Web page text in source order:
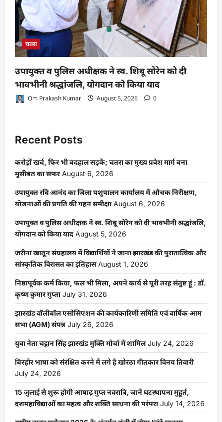
चतरा
उपायुक्त व पुलिस अधीक्षक ने स्व. शिबू सोरेन को दी
भावभीनी श्रद्धांजलि, योगदान को किया याद
Om Prakash Kumar August 5, 2026 0
Recent Posts
करोड़ों खर्च, फिर भी बदहाल सड़कें; चतरा का मुख्य प्रवेश मार्ग बना
मुसीबत का सफर August 6, 2026
उपायुक्त रवि आनंद का जिला पशुपालन कार्यालय में औचक निरीक्षण,
योजनाओं की प्रगति की गहन समीक्षा August 6, 2026
उपायुक्त व पुलिस अधीक्षक ने स्व. शिबू सोरेन को दी भावभीनी श्रद्धांजलि,
योगदान को किया याद August 5, 2026
जरीना खातून संग्रहालय में विद्यार्थियों ने जाना झारखंड की पुरातात्विक और
सांस्कृतिक विरासत का इतिहास August 1, 2026
निष्ठापूर्वक कर्म किया, फल भी मिला, अपने कार्य से पूरी तरह संतुष्ट हूं : डॉ.
कृष्ण कुमार गुप्ता July 31, 2026
झारखंड वॉलीबॉल एसोसिएशन की कार्यकारिणी समिति एवं वार्षिक आम
सभा (AGM) संपन्न July 26, 2026
युवा नेता चट्टान सिंह झारखंड मुक्ति मोर्चा में शामिल July 24, 2026
बिरहोर भाषा को संरक्षित करने में लगे है खोरठा गीतकार विनय तिवारी
July 24, 2026
15 जुलाई से शुरू होगी आषाढ़ गुप्त नवरात्रि, जानें घटस्थापना मुहूर्त,
दशमहाविद्याओं का महत्व और शक्ति साधना की परंपरा July 14, 2026